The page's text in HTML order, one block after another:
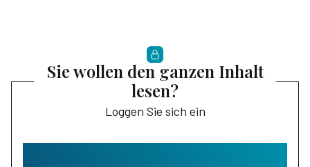
Sie wollen den ganzen Inhalt
lesen?
Loggen Sie sich ein